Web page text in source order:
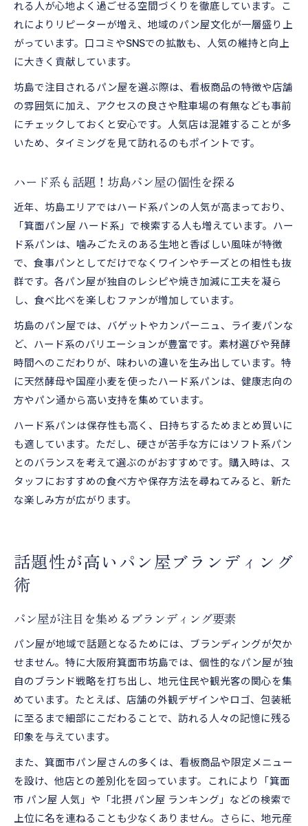
れる人が心地よく過ごせる空間づくりを徹底しています。こ
れによりリピーターが増え、地域のパン屋文化が一層盛り上
がっています。口コミやSNSでの拡散も、人気の維持と向上
に大きく貢献しています。
坊島で注目されるパン屋を選ぶ際は、看板商品の特徴や店舗
の雰囲気に加え、アクセスの良さや駐車場の有無なども事前
にチェックしておくと安心です。人気店は混雑することが多
いため、タイミングを見て訪れるのもポイントです。
ハード系も話題！坊島パン屋の個性を探る
近年、坊島エリアではハード系パンの人気が高まっており、
「箕面パン屋 ハード系」で検索する人も増えています。ハー
ド系パンは、噛みごたえのある生地と香ばしい風味が特徴
で、食事パンとしてだけでなくワインやチーズとの相性も抜
群です。各パン屋が独自のレシピや焼き加減に工夫を凝ら
し、食べ比べを楽しむファンが増加しています。
坊島のパン屋では、バゲットやカンパーニュ、ライ麦パンな
ど、ハード系のバリエーションが豊富です。素材選びや発酵
時間へのこだわりが、味わいの違いを生み出しています。特
に天然酵母や国産小麦を使ったハード系パンは、健康志向の
方やパン通から高い支持を集めています。
ハード系パンは保存性も高く、日持ちするためまとめ買いに
も適しています。ただし、硬さが苦手な方にはソフト系パン
とのバランスを考えて選ぶのがおすすめです。購入時は、ス
タッフにおすすめの食べ方や保存方法を尋ねてみると、新た
な楽しみ方が広がります。
話題性が高いパン屋ブランディング
術
パン屋が注目を集めるブランディング要素
パン屋が地域で話題となるためには、ブランディングが欠か
せません。特に大阪府箕面市坊島では、個性的なパン屋が独
自のブランド戦略を打ち出し、地元住民や観光客の関心を集
めています。たとえば、店舗の外観デザインやロゴ、包装紙
に至るまで細部にこだわることで、訪れる人々の記憶に残る
印象を与えています。
また、箕面市パン屋さんの多くは、看板商品や限定メニュー
を設け、他店との差別化を図っています。これにより「箕面
市 パン屋 人気」や「北摂 パン屋 ランキング」などの検索で
上位に名を連ねることも少なくありません。さらに、地元産